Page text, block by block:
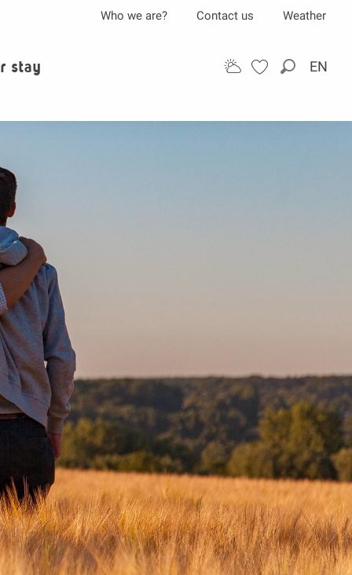
Search
EN
Who we are? Contact us Weather
stay